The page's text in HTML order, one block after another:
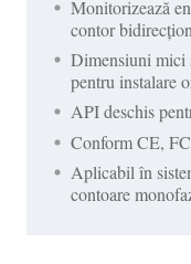
Monitorizează
contor
Dimensiuni mici
pentru instalare
API deschis
Conform CE,
Aplicabil în
contoare